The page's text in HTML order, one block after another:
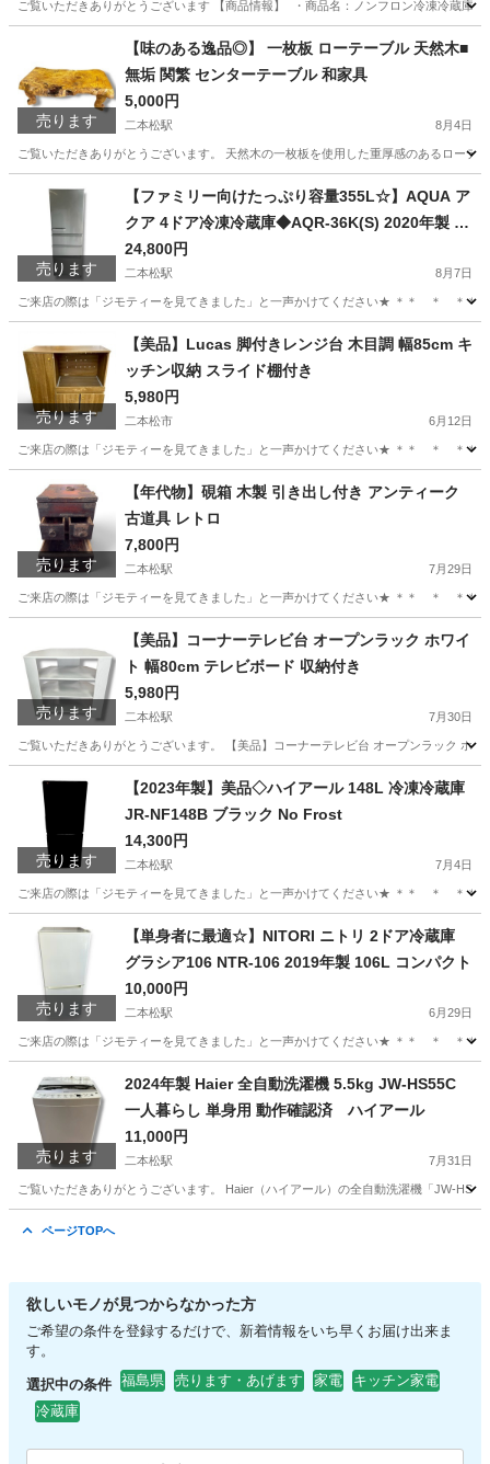
ご覧いただきありがとうございます 【商品情報】 ・商品名：ノンフロン冷凍冷蔵
二本松駅 キッチン家電
売ります
【味のある逸品◎】 一枚板 ローテーブル 天然木■
無垢 関繁 センターテーブル 和家具
5,000円
二本松駅 8月4日
ご覧いただきありがとうございます。 天然木の一枚板を使用した重厚感のあるロー
福島 二本松市 二本松駅 インテリア雑貨/小物 天然
売ります
【ファミリー向けたっぷり容量355L☆】AQUA ア
クア 4ドア冷凍冷蔵庫◆AQR-36K(S) 2020年製 シ
ルバー
24,800円
二本松駅 8月7日
ご来店の際は「ジモティーを見てきました」と一声かけてください★ ＊＊ ＊ ＊＊
二本松駅 キッチン家電 AQR
売ります
【美品】Lucas 脚付きレンジ台 木目調 幅85cm キ
ッチン収納 スライド棚付き
5,980円
二本松市 6月12日
ご来店の際は「ジモティーを見てきました」と一声かけてください★ ＊＊ ＊ ＊＊
福島 二本松市 収納家具 リユース
売ります
【年代物】硯箱 木製 引き出し付き アンティーク
古道具 レトロ
7,800円
二本松駅 7月29日
ご来店の際は「ジモティーを見てきました」と一声かけてください★ ＊＊ ＊ ＊＊
二本松駅 インテリア雑貨/小物 硯箱
売ります
【美品】コーナーテレビ台 オープンラック ホワイ
ト 幅80cm テレビボード 収納付き
5,980円
二本松駅 7月30日
ご覧いただきありがとうございます。 【美品】コーナーテレビ台 オープンラック ホ
福島 二本松市 二本松駅 収納家具
売ります
【2023年製】美品◇ハイアール 148L 冷凍冷蔵庫
JR-NF148B ブラック No Frost
14,300円
二本松駅 7月4日
ご来店の際は「ジモティーを見てきました」と一声かけてください★ ＊＊ ＊ ＊＊
福島 二本松市 二本松駅 キッチン家電 新生活
売ります
【単身者に最適☆】NITORI ニトリ 2ドア冷蔵庫
グラシア106 NTR-106 2019年製 106L コンパクト
10,000円
二本松駅 6月29日
ご来店の際は「ジモティーを見てきました」と一声かけてください★ ＊＊ ＊ ＊＊
福島 二本松市 二本松駅 キッチン家電 NTR
売ります
2024年製 Haier 全自動洗濯機 5.5kg JW-HS55C
一人暮らし 単身用 動作確認済 ハイアール
11,000円
二本松駅 7月31日
ご覧いただきありがとうございます。 Haier（ハイアール）の全自動洗濯機「JW-
ページTOPへ
欲しいモノが見つからなかった方
ご希望の条件を登録するだけで、新着情報をいち早くお届け出来ま
す。
選択中の条件 福島県 売ります・あげます 家電
キッチン家電
冷蔵庫